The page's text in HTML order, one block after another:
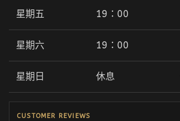
星期五 19：00
星期六 19：00
星期日 休息
CUSTOMER REVIEWS